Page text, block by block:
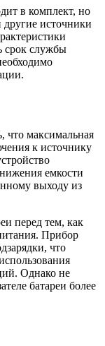
в комплект, но
источники
срок службы
что максимальная
к источнику
емкости
выходу из
перед тем, как
Прибор
что
Однако не
батареи более